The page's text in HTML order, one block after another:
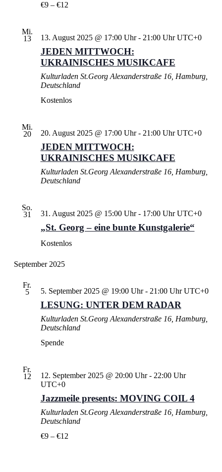
€9 – €12
Mi.
13
13. August 2025 @ 17:00 Uhr- 21:00 Uhr UTC+0
JEDEN MITTWOCH:
UKRAINISCHES MUSIKCAFE
Kulturladen St.Georg Alexanderstraße 16, Hamburg,
Deutschland
Kostenlos
Mi.
20
20. August 2025 @ 17:00 Uhr- 21:00 Uhr UTC+0
JEDEN MITTWOCH:
UKRAINISCHES MUSIKCAFE
Kulturladen St.Georg Alexanderstraße 16, Hamburg,
Deutschland
So.
31
31. August 2025 @ 15:00 Uhr- 17:00 Uhr UTC+0
„St. Georg – eine bunte Kunstgalerie“
Kostenlos
September 2025
Fr.
5
5. September 2025 @ 19:00 Uhr- 21:00 Uhr UTC+0
LESUNG: UNTER DEM RADAR
Kulturladen St.Georg Alexanderstraße 16, Hamburg,
Deutschland
Spende
Fr.
12
12. September 2025 @ 20:00 Uhr- 22:00 Uhr
UTC+0
Jazzmeile presents: MOVING COIL 4
Kulturladen St.Georg Alexanderstraße 16, Hamburg,
Deutschland
€9 – €12